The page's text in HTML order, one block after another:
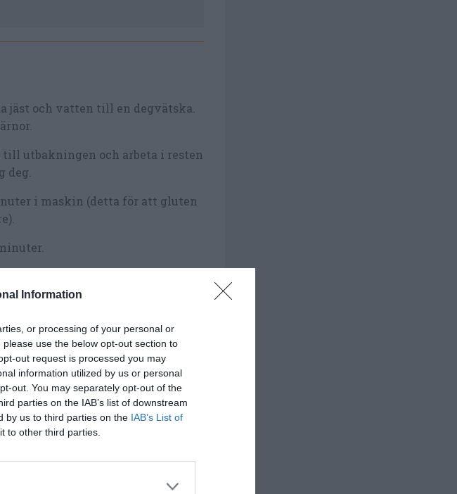
Information
or processing of your personal or
use the below opt-out section to
out request is processed you may
information utilized by us or personal
out. You may separately opt-out of the
parties on the IAB’s list of downstream
by us to third parties on the IAB’s List of
to other third parties.
jäst och vatten till en degvätska.
utbakningen och arbeta i resten
deg.
i maskin (detta för att gluten
bakduk.
min.
i bakduk.